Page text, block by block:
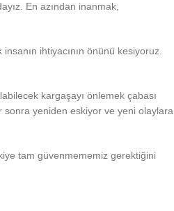
En azından inanmak,
ihtiyacının önünü kesiyoruz.
kargaşayı önlemek çabası
sonra yeniden eskiyor ve yeni olaylara
tam güvenmememiz gerektiğini